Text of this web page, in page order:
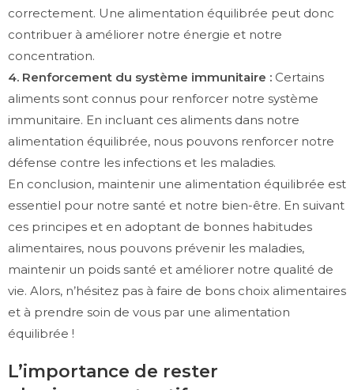
correctement. Une alimentation équilibrée peut donc
contribuer à améliorer notre énergie et notre
concentration.
4. Renforcement du système immunitaire : Certains
aliments sont connus pour renforcer notre système
immunitaire. En incluant ces aliments dans notre
alimentation équilibrée, nous pouvons renforcer notre
défense contre les infections et les maladies.
En conclusion, maintenir une alimentation équilibrée est
essentiel pour notre santé et notre bien-être. En suivant
ces principes et en adoptant de bonnes habitudes
alimentaires, nous pouvons prévenir les maladies,
maintenir un poids santé et améliorer notre qualité de
vie. Alors, n’hésitez pas à faire de bons choix alimentaires
et à prendre soin de vous par une alimentation
équilibrée !
L’importance de rester